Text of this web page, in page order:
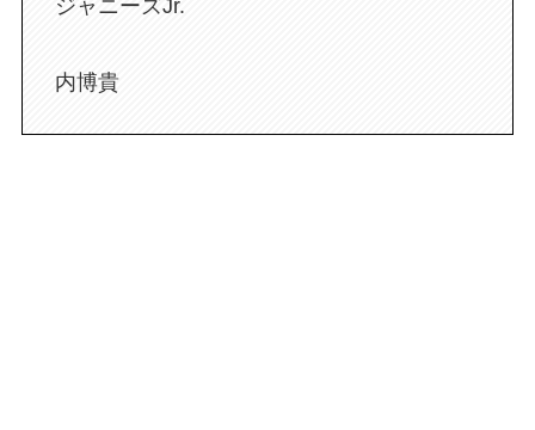
ジャニーズJr.
内博貴